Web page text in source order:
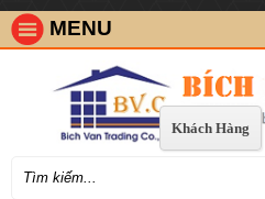
MENU
Khách Hàng